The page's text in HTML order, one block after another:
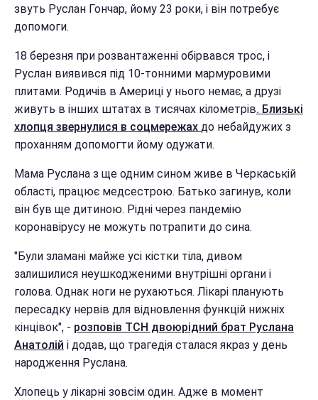
звуть Руслан Гончар, йому 23 роки, і він потребує
допомоги.
18 березня при розвантаженні обірвався трос, і
Руслан виявився під 10-тонними мармуровими
плитами. Родичів в Америці у нього немає, а друзі
живуть в інших штатах в тисячах кілометрів. Близькі
хлопця звернулися в соцмережах до небайдужих з
проханням допомогти йому одужати.
Мама Руслана з ще одним сином живе в Черкаській
області, працює медсестрою. Батько загинув, коли
він був ще дитиною. Рідні через пандемію
коронавірусу не можуть потрапити до сина.
"Були зламані майже усі кістки тіла, дивом
залишилися неушкодженими внутрішні органи і
голова. Однак ноги не рухаються. Лікарі планують
пересадку нервів для відновлення функцій нижніх
кінцівок", - розповів ТСН двоюрідний брат Руслана
Анатолій і додав, що трагедія сталася якраз у день
народження Руслана.
Хлопець у лікарні зовсім один. Адже в момент